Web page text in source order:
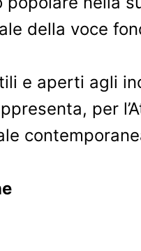
della voce
e aperti agli
per